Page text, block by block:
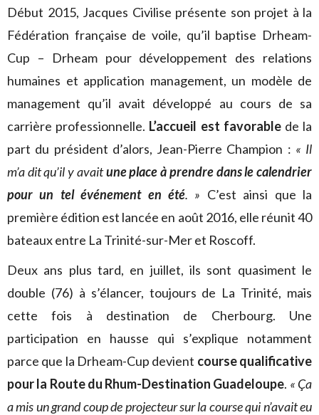
Début 2015, Jacques Civilise présente son projet à la
Fédération française de voile, qu’il baptise Drheam-
Cup – Drheam pour développement des relations
humaines et application management, un modèle de
management qu’il avait développé au cours de sa
carrière professionnelle. L’accueil est favorablede la
part du président d’alors, Jean-Pierre Champion : « Il
m’a dit qu’il y avaitune place à prendre dans le calendrier
pour un tel événement en été. » C’est ainsi que la
première édition est lancée en août 2016, elle réunit 40
bateaux entre La Trinité-sur-Mer et Roscoff.
Deux ans plus tard, en juillet, ils sont quasiment le
double (76) à s’élancer, toujours de La Trinité, mais
cette fois à destination de Cherbourg. Une
participation en hausse qui s’explique notamment
parce que la Drheam-Cup devient course qualificative
pour la Route du Rhum-Destination Guadeloupe. « Ça
a mis un grand coup de projecteur sur la course qui n’avait eu